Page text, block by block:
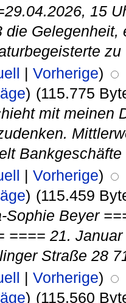
15
die Gelegenheit,
| Vorherige)
) (115.775
mit meinen
| Vorherige)
) (115.459
Sophie Beyer
==== 21.
Straße 28
| Vorherige)
) (115.560